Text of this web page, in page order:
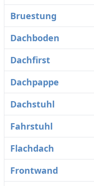
Bruestung
Dachboden
Dachfirst
Dachpappe
Dachstuhl
Fahrstuhl
Flachdach
Frontwand